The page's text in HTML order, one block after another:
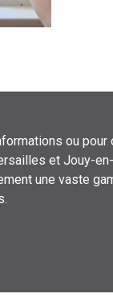
ou
et Jouy-
une vaste